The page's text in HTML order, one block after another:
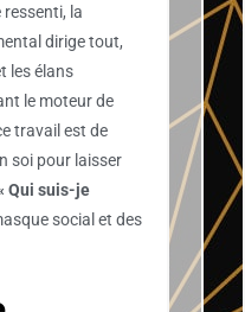
la
dirige tout,
les élans
le moteur de
travail est de
soi pour laisser
Qui suis-je
social et des